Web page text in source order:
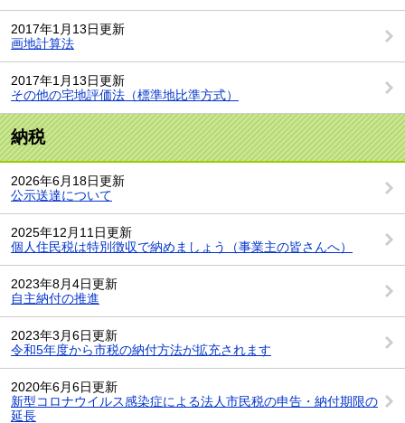
2017年1月13日更新
画地計算法
2017年1月13日更新
その他の宅地評価法（標準地比準方式）
納税
2026年6月18日更新
公示送達について
2025年12月11日更新
個人住民税は特別徴収で納めましょう（事業主の皆さんへ）
2023年8月4日更新
自主納付の推進
2023年3月6日更新
令和5年度から市税の納付方法が拡充されます
2020年6月6日更新
新型コロナウイルス感染症による法人市民税の申告・納付期限の
延長